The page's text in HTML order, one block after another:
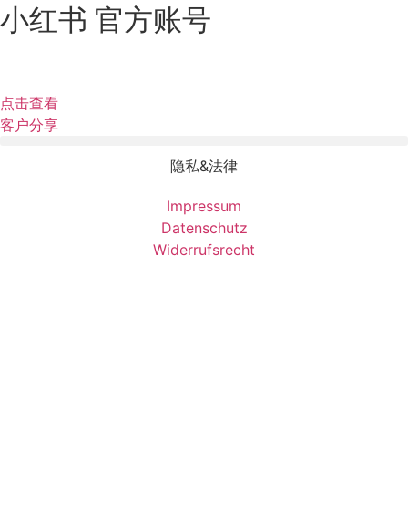
小红书 官方账号
点击查看
客户分享
隐私&法律
Impressum
Datenschutz
Widerrufsrecht